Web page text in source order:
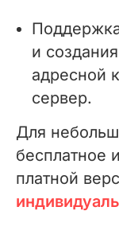
и
адресной
сервер.
Для
бесплатное
платной